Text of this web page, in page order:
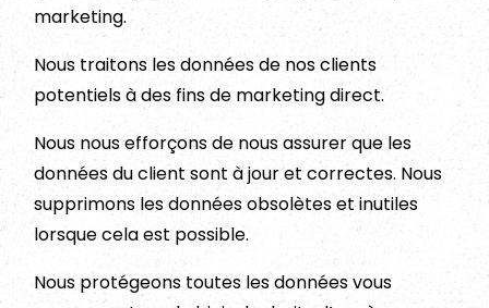
marketing.
Nous traitons les données de nos clients
potentiels à des fins de marketing direct.
Nous nous efforçons de nous assurer que les
données du client sont à jour et correctes. Nous
supprimons les données obsolètes et inutiles
lorsque cela est possible.
Nous protégeons toutes les données vous